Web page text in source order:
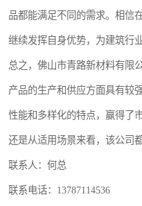
品都能满足不同的需求。相信
继续发挥自身优势，为建筑行
总之，佛山市青路新材料有限
产品的生产和供应方面具有较
性能和多样化的特点，赢得了
还是从适用场景来看，该公司
联系人：何总
联系电话：13787114536